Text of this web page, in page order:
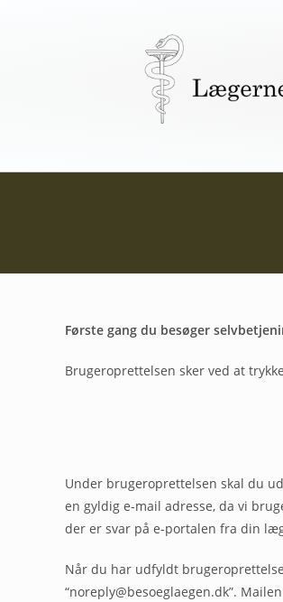
Første gang du besøger
Brugeroprettelsen sker ved at
Under brugeroprettelsen skal du
en gyldig e-mail adresse, da vi
der er svar på e-portalen fra din
Når du har udfyldt
“noreply@besoeglaegen.dk”.